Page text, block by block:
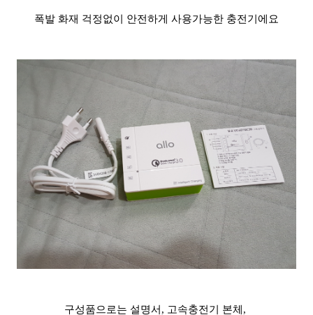
폭발 화재 걱정없이 안전하게 사용가능한 충전기에요
구성품으로는 설명서, 고속충전기 본체,